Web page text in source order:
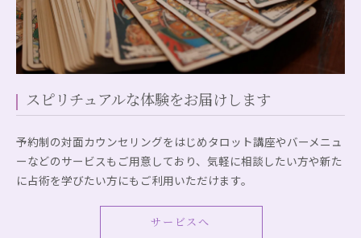
スピリチュアルな体験をお届けします
予約制の対面カウンセリングをはじめタロット講座やバーメニュ
ーなどのサービスもご用意しており、気軽に相談したい方や新た
に占術を学びたい方にもご利用いただけます。
サービスへ